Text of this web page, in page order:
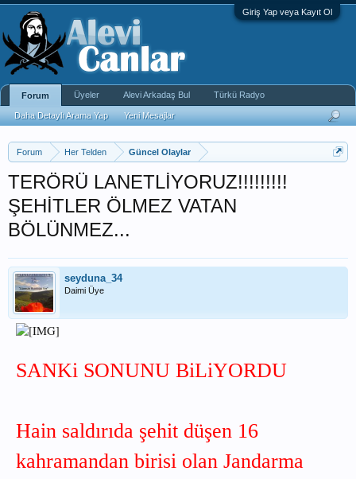
Giriş Yap veya Kayıt Ol
Forum Her Telden Güncel Olaylar
TERÖRÜ LANETLİYORUZ!!!!!!!!!
ŞEHİTLER ÖLMEZ VATAN
BÖLÜNMEZ...
seyduna_34
Daimi Üye
SANKi SONUNU BiLiYORDU
Hain saldırıda şehit düşen 16
kahramandan birisi olan Jandarma
Forum
Daha Detaylı Arama Yap Yeni Mesajlar
Üyeler Alevi Arkadaş Bul Türkü Radyo